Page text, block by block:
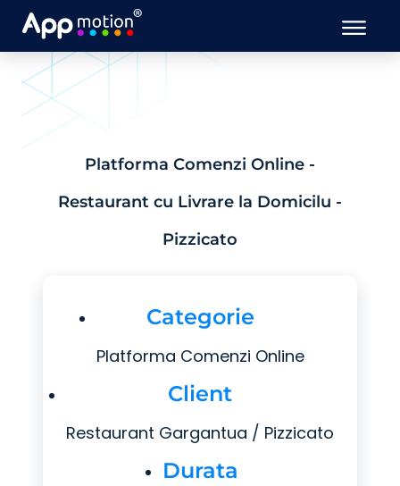
Platforma Comenzi Online -
Restaurant cu Livrare la Domicilu -
Pizzicato
Categorie
Platforma Comenzi Online
Client
Restaurant Gargantua / Pizzicato
Durata